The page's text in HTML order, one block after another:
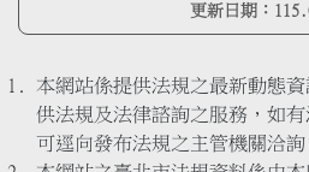
更新日期：
本網站係提供法規之最新動態
供法規及法律諮詢之服務，如
可逕向發布法規之主管機關洽詢